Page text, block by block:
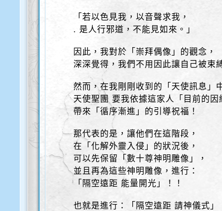
「若以色見我，以音聲求我，
. 是人行邪道，不能見如來。」
因此，我對於「崇拜偶像」的觀念，
深深覺得，我們不用因此讓自己被束
然而，在我剛剛收到的「天使訊息」
天使聖團 要我依據這家人「目前的因
帶來「循序漸進」的引導祝福！
那代表的是，讓他們在這階段，
在「化解外靈入侵」的狀況後，
可以先保留「數十尊神明雕像」，
並且再為這些神明雕像，進行：
「隔空遠距 能量開光」！！
也就是進行：「隔空遠距 請神儀式」